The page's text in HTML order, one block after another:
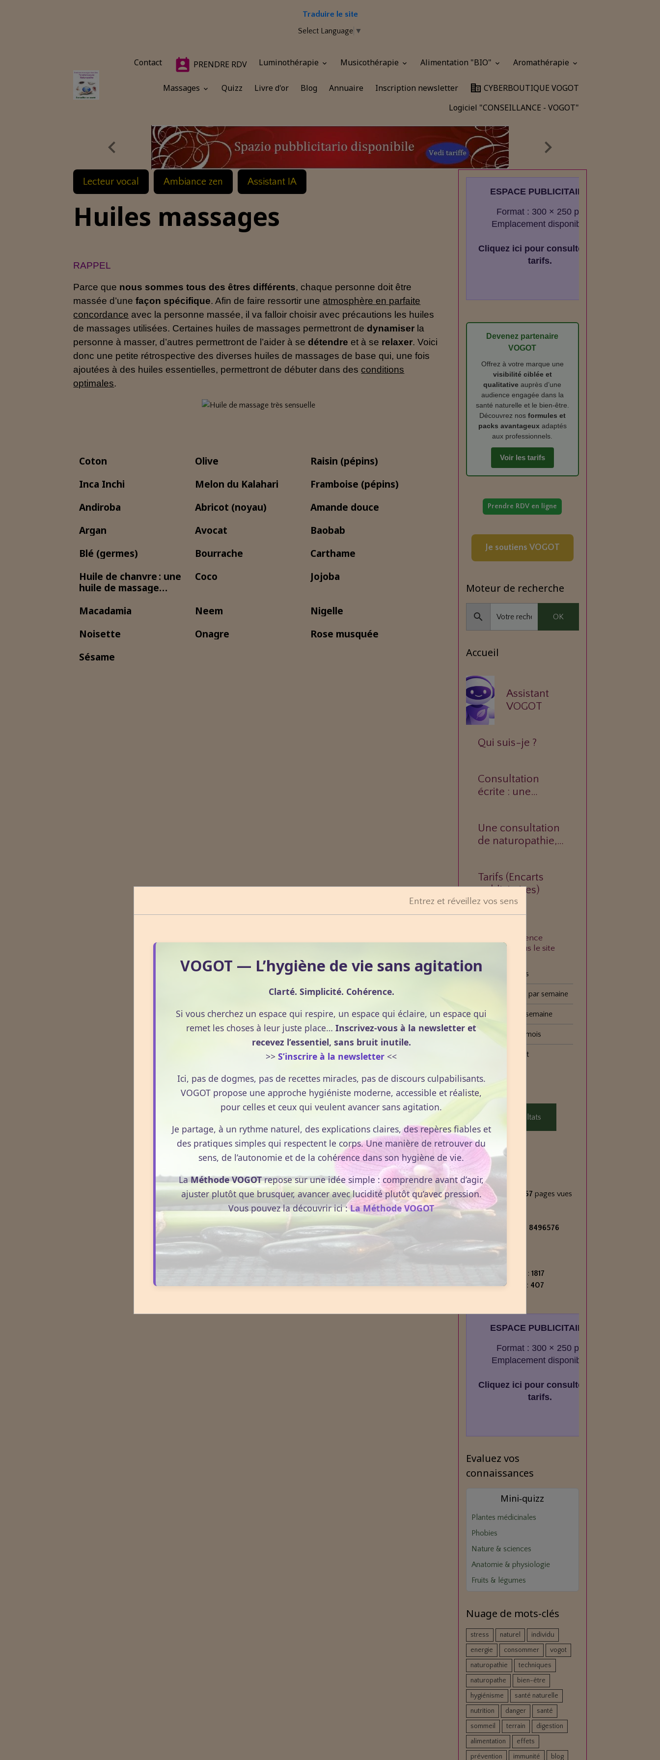
Traduire le site
Select Language ▼
Contact PRENDRE RDV Luminothérapie Musicothérapie Alimentation "BIO" Aromathérapie
Massages Quizz Livre d'or Blog Annuaire Inscription newsletter
CYBERBOUTIQUE VOGOT
Logiciel "CONSEILLANCE - VOGOT"
Lecteur vocal Ambiance zen Assistant IA
Huiles massages
RAPPEL
Parce que nous sommes tous des êtres différents, chaque personne doit être
massée d’unefaçon spécifique. Afin de faire ressortir une atmosphère en parfaite
concordance avec la personne massée, il va falloir choisir avec précautions les huiles
de massages utilisées. Certaines huiles de massages permettront dedynamiser la
personne à masser, d’autres permettront de l’aider à sedétendre et à se relaxer. Voici
donc une petite rétrospective des diverses huiles de massages de base qui, une fois
ajoutées à des huiles essentielles, permettront de débuter dans des conditions
optimales.
Coton Olive
Raisin (pépins)
Inca Inchi
Melon du Kalahari
Framboise (pépins)
Andiroba
Abricot (noyau)
Amande douce
Argan
Avocat
Baobab
Blé (germes)
Bourrache
Carthame
Huile de chanvre : une
huile de massage
Coco Jojoba
Macadamia Neem
Nigelle
Noisette
Onagre
Rose musquée
Sésame
ESPACE PUBLICITAIRE
Format : 300 × 250 px
Emplacement disponible
Cliquez ici pour consulter les
tarifs.
Devenez partenaire
VOGOT
Offrez à votre marque une
visibilité ciblée et
qualitative auprès d’une
audience engagée dans la
santé naturelle et le bien‑être.
Découvrez nos formules et
packs avantageuxadaptés
aux professionnels.
Voir les tarifs
Prendre RDV en ligne
Je soutiens VOGOT
Moteur de recherche
OK
Accueil
Assistant
VOGOT
Qui suis-je ?
Consultation
écrite : une
votre question.
Une consultation
de naturopathie,
Tarifs (Encarts
publicitaires)
À quelle fréquence
consultez-vous le site
Tous les jours
Plusieurs fois par semaine
Une fois par semaine
Une fois par mois
Plus rarement
Voir les résultats
Statistiques
Aujourd'hui
609 visiteurs - 1057 pages vues
Total
8496576
pages vues
Nombre de pages :1817
Nombre d'articles : 407
ESPACE PUBLICITAIRE
Format : 300 × 250 px
Emplacement disponible
Cliquez ici pour consulter les
tarifs.
Evaluez vos
connaissances
Mini‑quizz
Plantes médicinales
Phobies
Nature & sciences
Anatomie & physiologie
Fruits & légumes
Nuage de mots-clés
stress naturel
individu
energie
consommer
vogot
naturopathie
techniques
naturopathe
bien-être
hygiénisme
santé naturelle
nutrition
danger
santé
sommeil
terrain
digestion
alimentation
effets
prévention
immunité blog
Entrez et réveillez vos sens
VOGOT — L’hygiène de vie sans agitation
Clarté. Simplicité. Cohérence.
Si vous cherchez un espace qui respire, un espace qui éclaire, un espace qui
remet les choses à leur juste place… Inscrivez-vous à la newsletter et
recevez l’essentiel, sans bruit inutile.
>> S’inscrire à la newsletter <<
Ici, pas de dogmes, pas de recettes miracles, pas de discours culpabilisants.
VOGOT propose une approche hygiéniste moderne, accessible et réaliste,
pour celles et ceux qui veulent avancer sans agitation.
Je partage, à un rythme naturel, des explications claires, des repères fiables et
des pratiques simples qui respectent le corps. Une manière de retrouver du
sens, de l’autonomie et de la cohérence dans son hygiène de vie.
LaMéthode VOGOTrepose sur une idée simple : comprendre avant d’agir,
ajuster plutôt que brusquer, avancer avec lucidité plutôt qu’avec pression.
Vous pouvez la découvrir ici :La Méthode VOGOT